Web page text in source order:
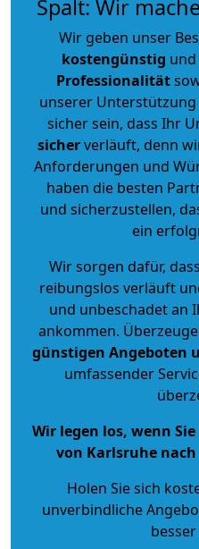
Spalt: Wir
Wir geben unser
kostengünstig
Professionalität
unserer
sicher sein, dass Ihr
sicherverläuft, denn
Anforderungen und
haben die besten
und sicherzustellen,
ein
Wir sorgen dafür,
reibungslos verläuft
und unbeschadet an
ankommen.
günstigen Angeboten
umfassender
Wir legen los, wenn
von Karlsruhe
Holen Sie sich
unverbindliche